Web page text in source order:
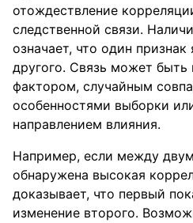
отождествление
следственной связи.
означает, что один
другого. Связь может быть
фактором, случайным
особенностями выборки
направлением влияния.
Например, если между
обнаружена высокая
доказывает, что первый
изменение второго.